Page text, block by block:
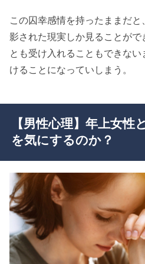
この囚幸感情を持ったままだ
影された現実しか見ることがで
とも受け入れることもできな
けることになっていしまう。
【男性心理】年上女性
を気にするのか？